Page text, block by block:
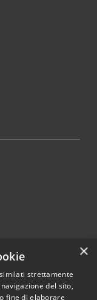
×
strettamente
del sito,
fine di elaborare